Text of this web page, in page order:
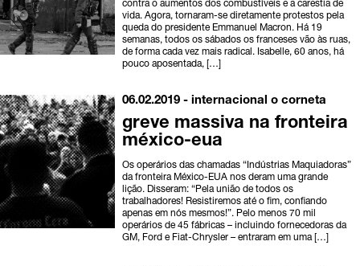
contra o aumentos dos combustíveis e a carestia de
vida. Agora, tornaram-se diretamente protestos pela
queda do presidente Emmanuel Macron. Há 19
semanas, todos os sábados os franceses vão às ruas,
de forma cada vez mais radical. Isabelle, 60 anos, há
pouco aposentada, […]
06.02.2019 -internacional o corneta
greve massiva na fronteira
méxico-eua
Os operários das chamadas “Indústrias Maquiadoras”
da fronteira México-EUA nos deram uma grande
lição. Disseram: “Pela união de todos os
trabalhadores! Resistiremos até o fim, confiando
apenas em nós mesmos!”. Pelo menos 70 mil
operários de 45 fábricas – incluindo fornecedoras da
GM, Ford e Fiat-Chrysler – entraram em uma […]